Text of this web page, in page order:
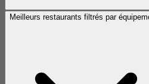
Meilleurs restaurants filtrés par